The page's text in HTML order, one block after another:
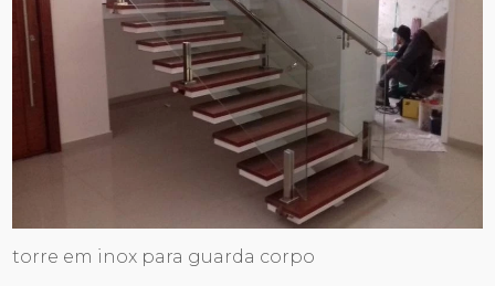
torre em inox para guarda corpo